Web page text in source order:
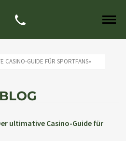
CASINO-GUIDE FÜR SPORTFANS»
BLOG
ultimative Casino-Guide für